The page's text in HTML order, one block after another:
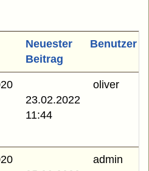
Neuester
Beitrag
Benutzer
23.02.2022
11:44
oliver
admin